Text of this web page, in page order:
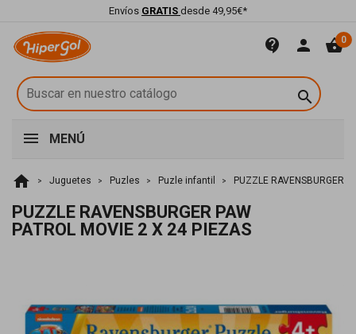
Envíos GRATIS desde 49,95€*
contact_support person shopping_basket0

MENÚ
home Juguetes Puzles Puzle infantil PUZZLE RAVENSBURGER
PUZZLE RAVENSBURGER PAW
PATROL MOVIE 2 X 24 PIEZAS